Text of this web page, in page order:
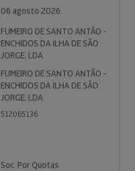
06 agosto 2026
FUMEIRO DE SANTO ANTÃO -
ENCHIDOS DA ILHA DE SÃO
JORGE, LDA
FUMEIRO DE SANTO ANTÃO -
ENCHIDOS DA ILHA DE SÃO
JORGE, LDA
512065136
Soc. Por Quotas